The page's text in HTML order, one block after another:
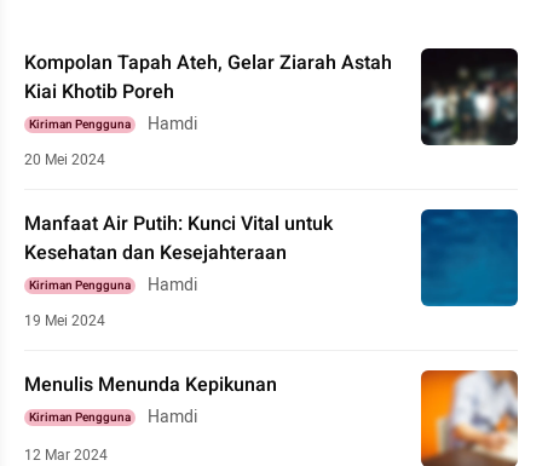
Kompolan Tapah Ateh, Gelar Ziarah Astah
Kiai Khotib Poreh
Kiriman Pengguna Hamdi
20 Mei 2024
Manfaat Air Putih: Kunci Vital untuk
Kesehatan dan Kesejahteraan
Kiriman Pengguna Hamdi
19 Mei 2024
Menulis Menunda Kepikunan
Kiriman Pengguna Hamdi
12 Mar 2024